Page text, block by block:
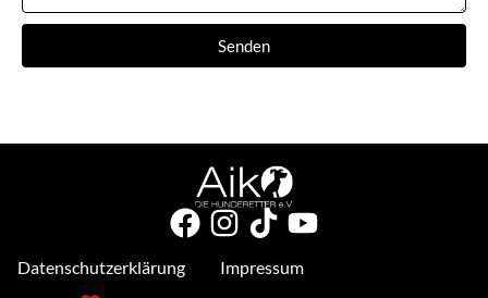
Senden
Datenschutzerklärung
Impressum